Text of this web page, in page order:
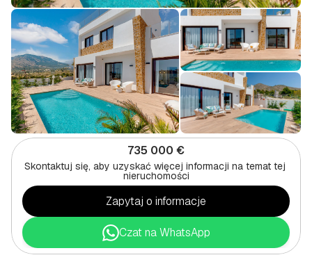
735 000 €
Skontaktuj się, aby uzyskać więcej informacji na temat tej
nieruchomości
Zapytaj o informacje
Czat na WhatsApp